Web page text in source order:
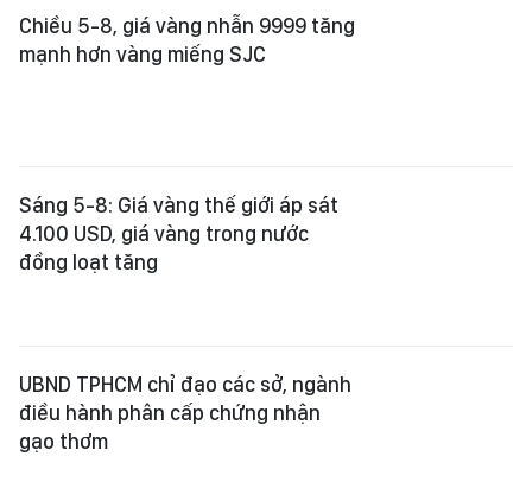
Chiều 5-8, giá vàng nhẫn 9999 tăng
mạnh hơn vàng miếng SJC
Sáng 5-8: Giá vàng thế giới áp sát
4.100 USD, giá vàng trong nước
đồng loạt tăng
UBND TPHCM chỉ đạo các sở, ngành
điều hành phân cấp chứng nhận
gạo thơm